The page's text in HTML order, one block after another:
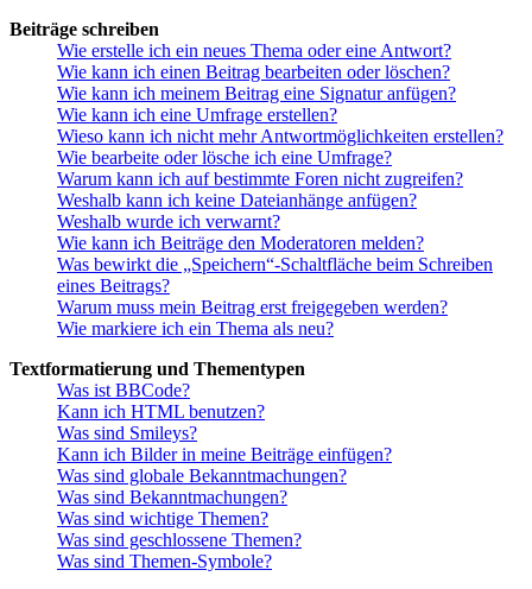
Beiträge schreiben
Wie erstelle ich ein neues Thema oder eine Antwort?
Wie kann ich einen Beitrag bearbeiten oder löschen?
Wie kann ich meinem Beitrag eine Signatur anfügen?
Wie kann ich eine Umfrage erstellen?
Wieso kann ich nicht mehr Antwortmöglichkeiten erstellen?
Wie bearbeite oder lösche ich eine Umfrage?
Warum kann ich auf bestimmte Foren nicht zugreifen?
Weshalb kann ich keine Dateianhänge anfügen?
Weshalb wurde ich verwarnt?
Wie kann ich Beiträge den Moderatoren melden?
Was bewirkt die „Speichern“-Schaltfläche beim Schreiben
eines Beitrags?
Warum muss mein Beitrag erst freigegeben werden?
Wie markiere ich ein Thema als neu?
Textformatierung und Thementypen
Was ist BBCode?
Kann ich HTML benutzen?
Was sind Smileys?
Kann ich Bilder in meine Beiträge einfügen?
Was sind globale Bekanntmachungen?
Was sind Bekanntmachungen?
Was sind wichtige Themen?
Was sind geschlossene Themen?
Was sind Themen-Symbole?